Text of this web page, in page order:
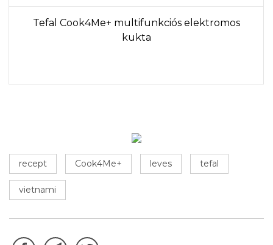
Tefal Cook4Me+ multifunkciós elektromos
kukta
recept Cook4Me+ leves tefal
vietnami